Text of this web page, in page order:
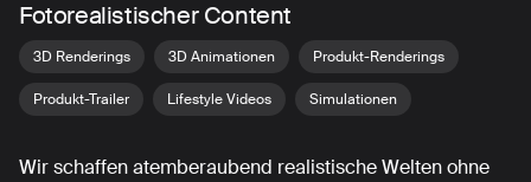
Fotorealistischer Content
3D Renderings 3D Animationen Produkt-Renderings
Produkt-Trailer Lifestyle Videos Simulationen
Wir schaffen atemberaubend realistische Welten ohne